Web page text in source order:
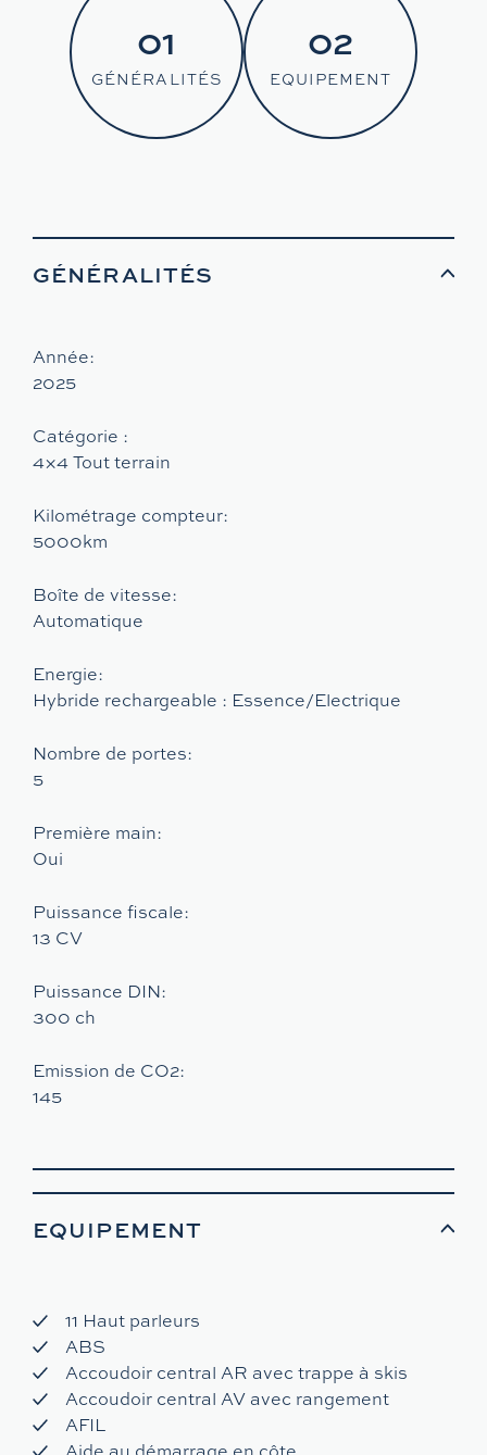
01
GÉNÉRALITÉS
02
EQUIPEMENT
GÉNÉRALITÉS
Année:
2025
Catégorie :
4×4 Tout terrain
Kilométrage compteur:
5000km
Boîte de vitesse:
Automatique
Energie:
Hybride rechargeable : Essence/Electrique
Nombre de portes:
5
Première main:
Oui
Puissance fiscale:
13 CV
Puissance DIN:
300 ch
Emission de CO2:
145
EQUIPEMENT
11 Haut parleurs
ABS
Accoudoir central AR avec trappe à skis
Accoudoir central AV avec rangement
AFIL
Aide au démarrage en côte